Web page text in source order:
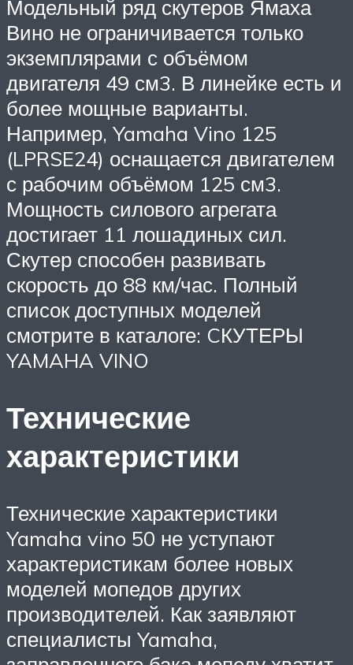
Модельный ряд скутеров Ямаха
Вино не ограничивается только
экземплярами с объёмом
двигателя 49 см3. В линейке есть и
более мощные варианты.
Например, Yamaha Vino 125
(LPRSE24) оснащается двигателем
с рабочим объёмом 125 см3.
Мощность силового агрегата
достигает 11 лошадиных сил.
Скутер способен развивать
скорость до 88 км/час. Полный
список доступных моделей
смотрите в каталоге: CКУТЕРЫ
YAMAHA VINO
Технические
характеристики
Технические характеристики
Yamaha vino 50 не уступают
характеристикам более новых
моделей мопедов других
производителей. Как заявляют
специалисты Yamaha,